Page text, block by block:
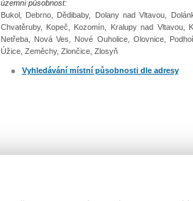
územní působnost:
Bukol, Debrno, Dědibaby, Dolany nad Vltavou,
Chvatěruby, Kopeč, Kozomín, Kralupy nad Vltavou,
Netřeba, Nová Ves, Nové Ouholice, Olovnice,
Úžice, Zeměchy, Zlončice, Zlosyň
Vyhledávání místní působnosti dle adresy